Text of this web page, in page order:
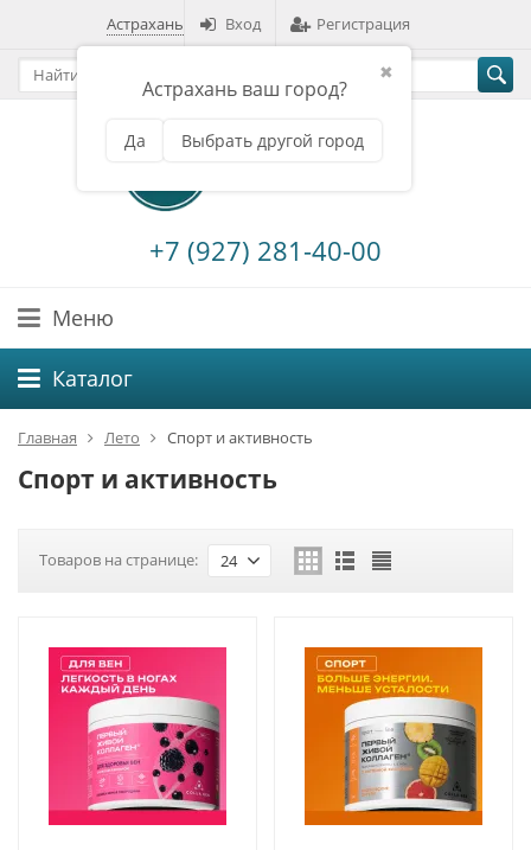
Астрахань
✖
Астрахань ваш город?
Да Выбрать другой город
Вход Регистрация
+7 (927) 281-40-00
Меню
Каталог
Главная Лето Спорт и активность
Спорт и активность
Товаров на странице: 24